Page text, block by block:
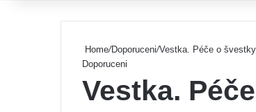
Home/Doporuceni/Vestka. Péče o
Doporuceni
Vestka.